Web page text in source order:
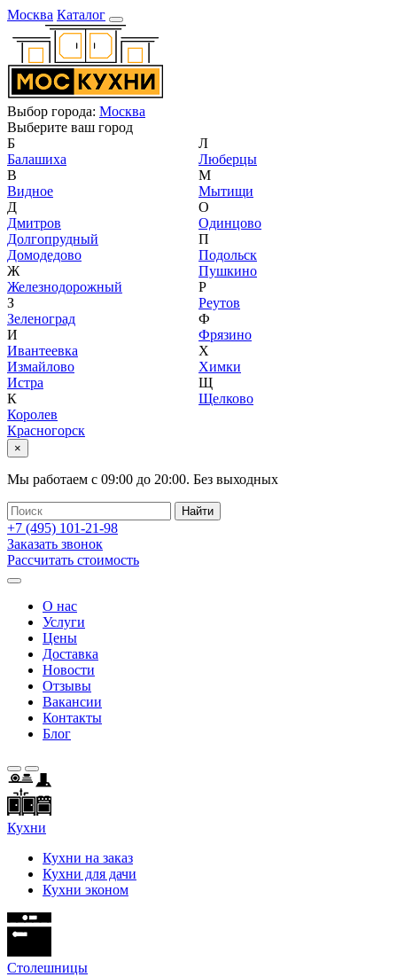
Москва Каталог
Выбор города: Москва
Выберите ваш город
Б
Балашиха
В
Видное
Д
Дмитров
Долгопрудный
Домодедово
Ж
Железнодорожный
З
Зеленоград
И
Ивантеевка
Измайлово
Истра
К
Королев
Красногорск
Л
Люберцы
М
Мытищи
О
Одинцово
П
Подольск
Пушкино
Р
Реутов
Ф
Фрязино
Х
Химки
Щ
Щелково
×
Мы работаем с 09:00 до 20:00. Без выходных
+7 (495) 101-21-98
Заказать звонок
Рассчитать стоимость
О нас
Услуги
Цены
Доставка
Новости
Отзывы
Вакансии
Контакты
Блог
Кухни
Кухни на заказ
Кухни для дачи
Кухни эконом
Cтолешницы